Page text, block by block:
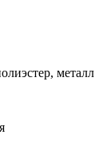
металл